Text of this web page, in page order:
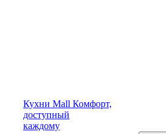
Кухни Mall Комфорт,
доступный
каждому